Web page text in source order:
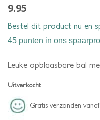
9.95
Bestel dit product nu en
45 punten in ons
Leuke opblaasbare bal
Uitverkocht
Gratis verzonden